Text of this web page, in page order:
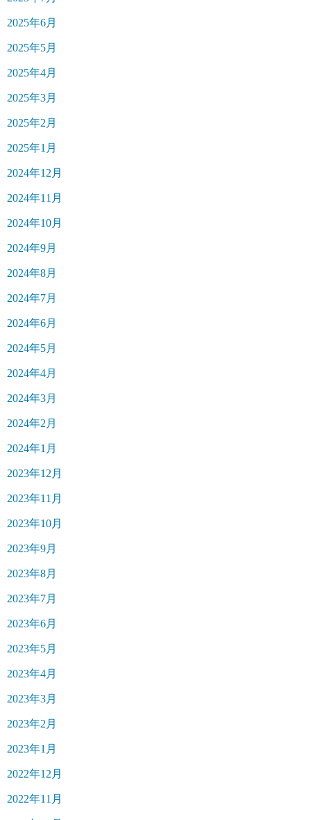
2025年6月
2025年5月
2025年4月
2025年3月
2025年2月
2025年1月
2024年12月
2024年11月
2024年10月
2024年9月
2024年8月
2024年7月
2024年6月
2024年5月
2024年4月
2024年3月
2024年2月
2024年1月
2023年12月
2023年11月
2023年10月
2023年9月
2023年8月
2023年7月
2023年6月
2023年5月
2023年4月
2023年3月
2023年2月
2023年1月
2022年12月
2022年11月